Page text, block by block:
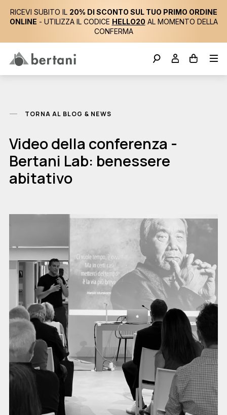
RICEVI SUBITO IL 20% DI SCONTO SUL TUO PRIMO ORDINE
ONLINE - UTILIZZA IL CODICE HELLO20 AL MOMENTO DELLA
CONFERMA
TORNA AL BLOG & NEWS
Video della conferenza -
Bertani Lab: benessere
abitativo